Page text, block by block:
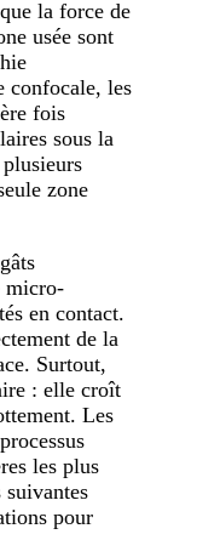
la force de
usée sont
confocale, les
fois
sous la
zone
micro-
en contact.
de la
Surtout,
: elle croît
Les
les plus
suivantes
pour